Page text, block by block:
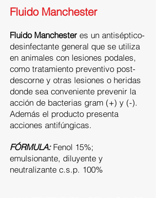
Fluido Manchester
​Fluido Manchester es un antiséptico-
desinfectante general que se utiliza
en animales con lesiones podales,
como tratamiento preventivo post-
descorne y otras lesiones o heridas
donde sea conveniente prevenir la
acción de bacterias gram (+) y (-).
Además el producto presenta
acciones antifúngicas.
FÓRMULA:Fenol 15%;
emulsionante, diluyente y
neutralizante c.s.p. 100%